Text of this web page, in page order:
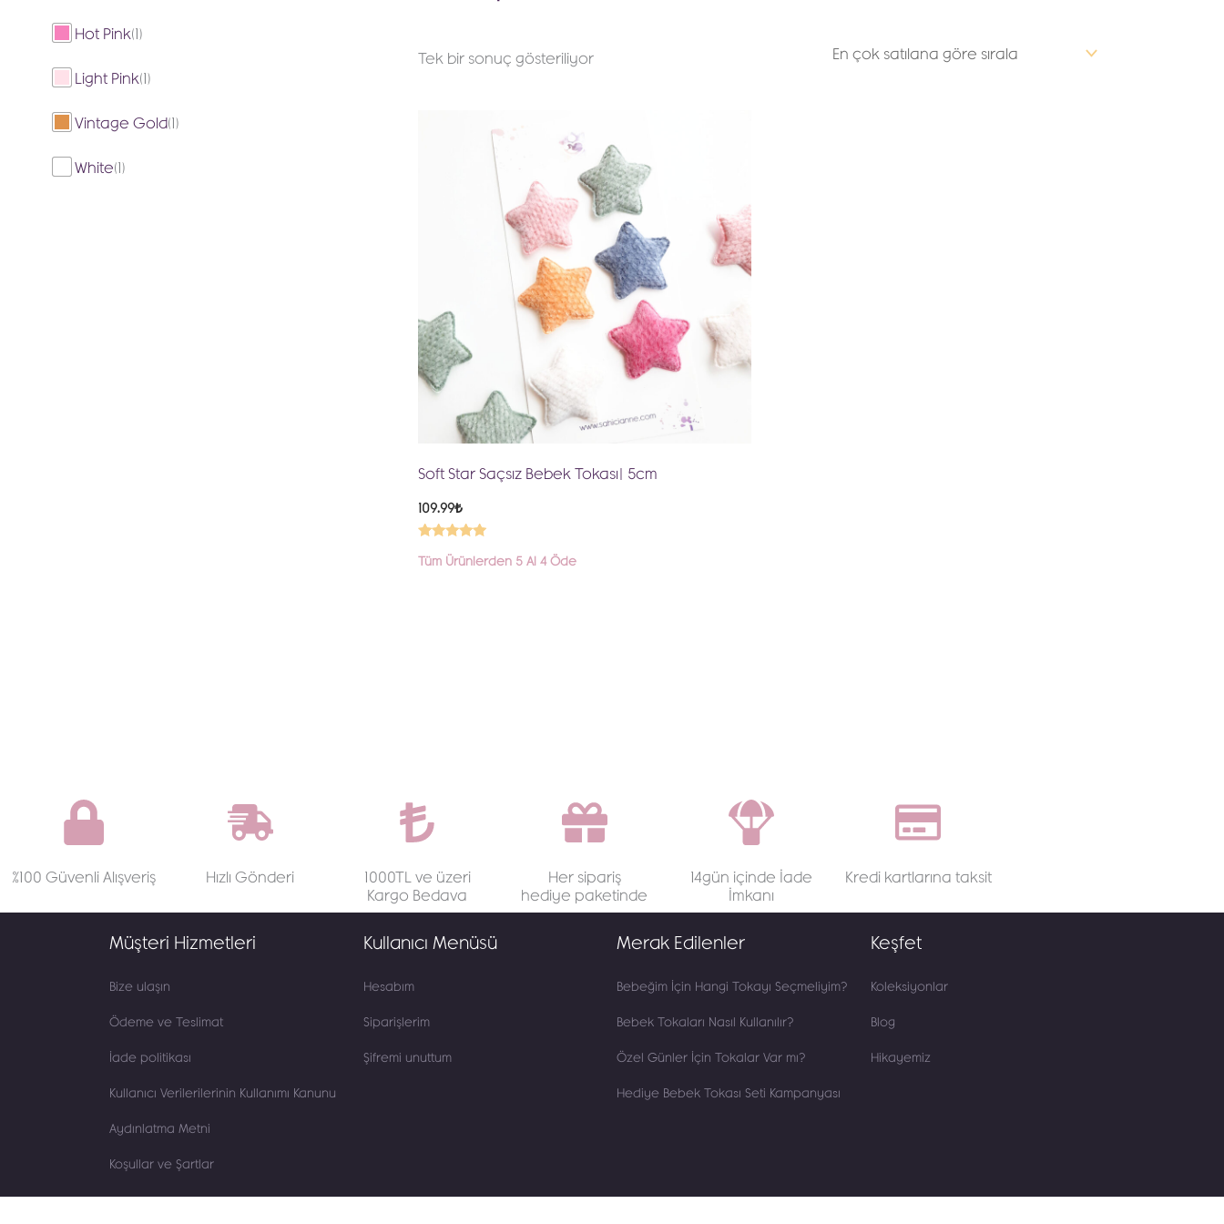
Hot Pink(1)
Light Pink(1)
Vintage Gold(1)
White(1)
Tek bir sonuç gösteriliyor
Soft Star Saçsız Bebek Tokası| 5cm
109.99₺
5.00
Tüm Ürünlerden 5 Al 4 Öde
%100 Güvenli Alışveriş Hızlı Gönderi
1000TL ve üzeri
Kargo Bedava
Her sipariş
hediye paketinde
14gün içinde İade
İmkanı
Kredi kartlarına taksit
Müşteri Hizmetleri
Bize ulaşın
Ödeme ve Teslimat
İade politikası
Kullanıcı Verilerilerinin Kullanımı Kanunu
Aydınlatma Metni
Koşullar ve Şartlar
Kullanıcı Menüsü
Hesabım
Siparişlerim
Şifremi unuttum
Merak Edilenler
Bebeğim İçin Hangi Tokayı Seçmeliyim?
Bebek Tokaları Nasıl Kullanılır?
Özel Günler İçin Tokalar Var mı?
Hediye Bebek Tokası Seti Kampanyası
Keşfet
Koleksiyonlar
Blog
Hikayemiz